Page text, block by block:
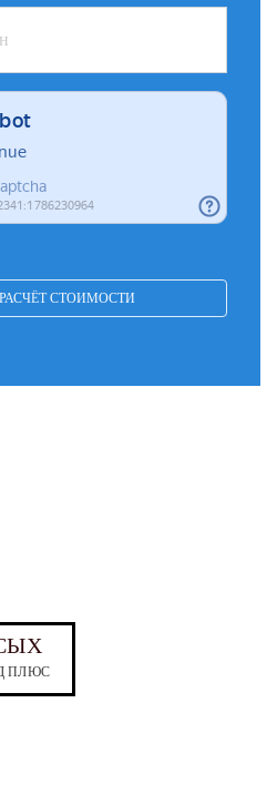
СТОИМОСТИ
ПЛЮС